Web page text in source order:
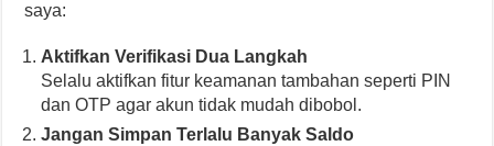
saya:
Aktifkan Verifikasi Dua Langkah
Selalu aktifkan fitur keamanan tambahan seperti PIN
dan OTP agar akun tidak mudah dibobol.
Jangan Simpan Terlalu Banyak Saldo